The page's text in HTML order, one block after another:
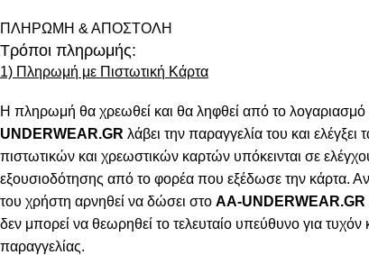
ΠΛΗΡΩΜΗ & ΑΠΟΣΤΟΛΗ
Τρόποι πληρωμής:
1) Πληρωμή με Πιστωτική Κάρτα
Η πληρωμή θα χρεωθεί και θα ληφθεί από το λογαριασμό
UNDERWEAR.GR λάβει την παραγγελία του και ελέγξει
πιστωτικών και χρεωστικών καρτών υπόκεινται σε
εξουσιοδότησης από το φορέα που εξέδωσε την κάρτα.
του χρήστη αρνηθεί να δώσει στο AA-UNDERWEAR.GR
δεν μπορεί να θεωρηθεί το τελευταίο υπεύθυνο για
παραγγελίας.